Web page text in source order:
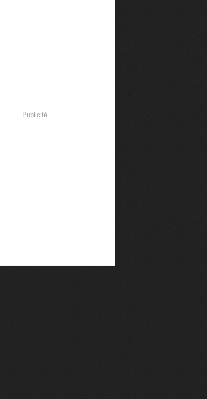
Publicité